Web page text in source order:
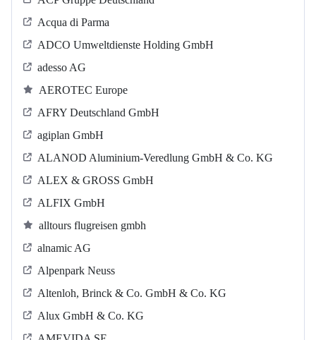
Acqua di Parma
ADCO Umweltdienste Holding GmbH
adesso AG
AEROTEC Europe
AFRY Deutschland GmbH
agiplan GmbH
ALANOD Aluminium-Veredlung GmbH & Co. KG
ALEX & GROSS GmbH
ALFIX GmbH
alltours flugreisen gmbh
alnamic AG
Alpenpark Neuss
Altenloh, Brinck & Co. GmbH & Co. KG
Alux GmbH & Co. KG